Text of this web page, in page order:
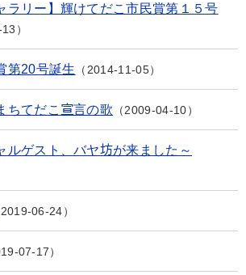
ラリー】輝けてだこ市民賞第１５号
第20号誕生 2014-11-05
ちてだこ宣言の歌 2009-04-10
ルゲスト、バヤ坊が来ました～
2019-06-24
07-17